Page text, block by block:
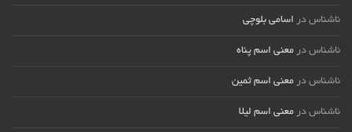
ناشناس در اسامی بلوچی
ناشناس در معنی اسم پناه
ناشناس در معنی اسم ثمین
ناشناس در معنی اسم لیلا